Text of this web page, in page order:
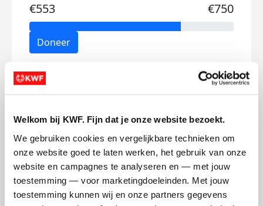
Welkom bij KWF. Fijn dat je onze website bezoekt.
We gebruiken cookies en vergelijkbare technieken om
onze website goed te laten werken, het gebruik van onze
website en campagnes te analyseren en — met jouw
toestemming — voor marketingdoeleinden. Met jouw
toestemming kunnen wij en onze partners gegevens
€553 €750
Doneer